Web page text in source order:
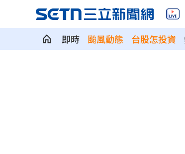
即時 颱風動態 台股怎投資